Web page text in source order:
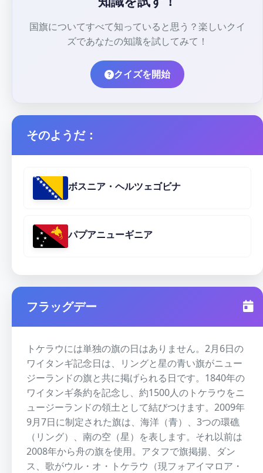
国旗についてすべて知っていると思う？楽しいクイ
ズであなたの知識を試してみて！
クイズを開始
そのようだ：
ボスニア・ヘルツェゴビナ
パプアニューギニア
フラッグデー
トケラウには単独の旗の日はありません。2月6日の
ワイタンギ記念日は、リングと星の青い旗がニュー
ジーランドの旗と共に掲げられる日です。1840年の
ワイタンギ条約を記念し、約1500人のトケラウをニ
ュージーランドの領土として結びつけます。2009年
9月7日に制定された旗は、海洋（青）、3つの環礁
（リング）、南の空（星）を表します。それ以前は
2008年から舟の旗を使用。アタフで旗掲揚、ダン
ス、歌がウル・オ・トケラウ（現フォアイマロア・